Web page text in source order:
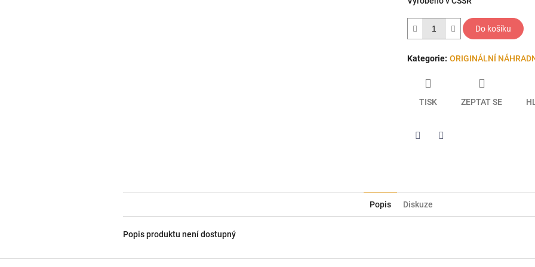
Do košíku
Kategorie: ORIGINÁLNÍ
TISK ZEPTAT SE
Popis Diskuze
Popis produktu není dostupný